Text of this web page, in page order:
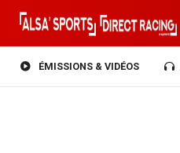
ÉMISSIONS & VIDÉOS